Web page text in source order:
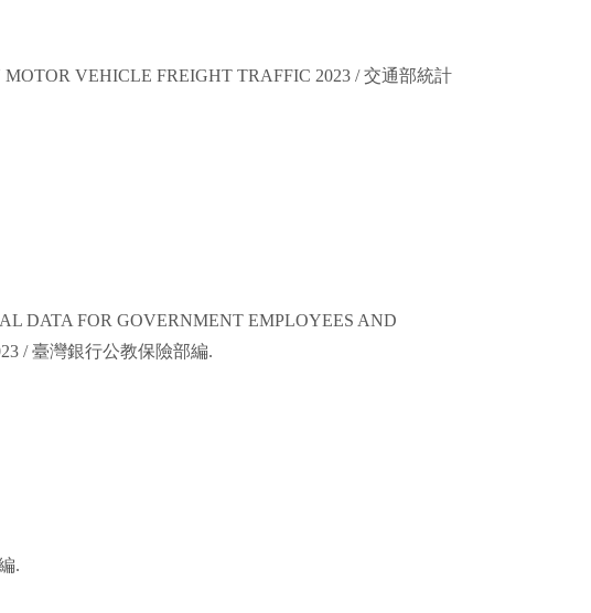
MOTOR VEHICLE FREIGHT TRAFFIC 2023 /交通部統計
DATA FOR GOVERNMENT EMPLOYEES AND
/臺灣銀行公教保險部編.
.